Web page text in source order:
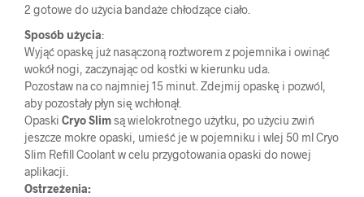
2 gotowe do użycia bandaże chłodzące ciało.
Sposób użycia:
Wyjąć opaskę już nasączoną roztworem z pojemnika i owinąć
wokół nogi, zaczynając od kostki w kierunku uda.
Pozostaw na co najmniej 15 minut. Zdejmij opaskę i pozwól,
aby pozostały płyn się wchłonął.
Opaski Cryo Slimsą wielokrotnego użytku, po użyciu zwiń
jeszcze mokre opaski, umieść je w pojemniku i wlej 50 ml Cryo
Slim Refill Coolant w celu przygotowania opaski do nowej
aplikacji.
Ostrzeżenia: